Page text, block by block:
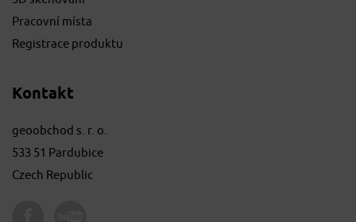
Pracovní místa
Registrace produktu
Kontakt
geoobchod s. r. o.
533 51 Pardubice
Czech Republic